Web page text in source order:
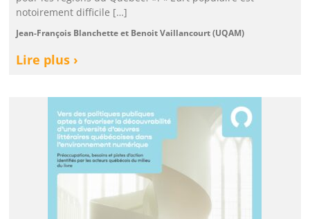
notoirement difficile […]
Jean-François Blanchette et Benoit Vaillancourt (UQAM)
Lire plus ›